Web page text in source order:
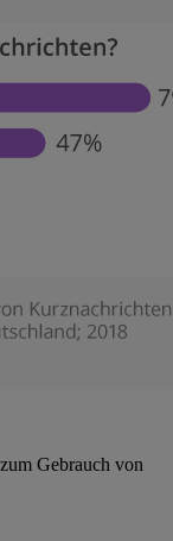
Gebrauch von